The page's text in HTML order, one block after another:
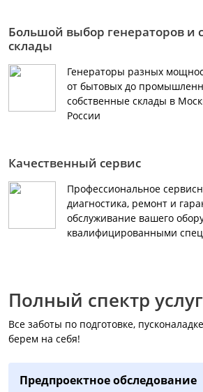
Большой выбор генераторов и
склады
Генераторы разных
от бытовых до
собственные склады в
России
Качественный сервис
Профессиональное
диагностика, ремонт и
обслуживание вашего
квалифицированными
Полный спектр услуг
Все заботы по подготовке,
берем на себя!
Предпроектное обследование